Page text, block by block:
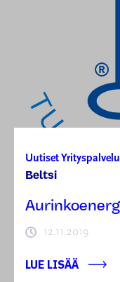
Uutiset
Beltsi
12.11.2019
LUE LISÄÄ